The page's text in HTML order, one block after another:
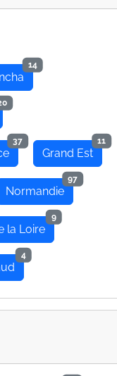
14
37
Grand Est
11
Normandie
97
la Loire
9
4